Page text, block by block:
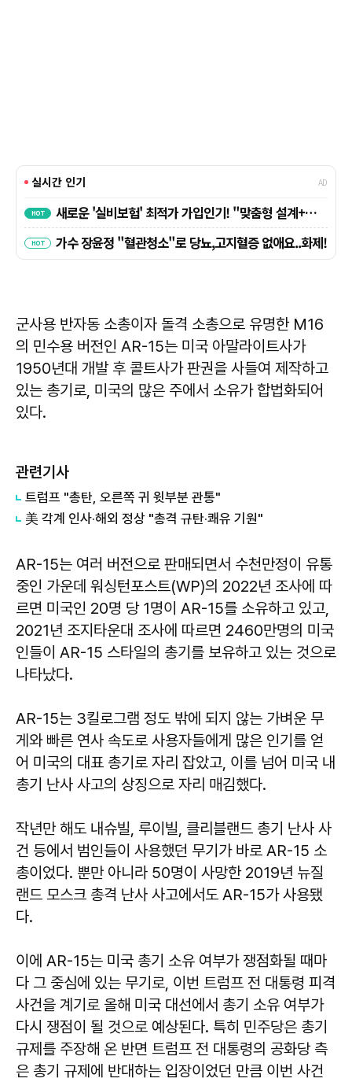
군사용 반자동 소총이자 돌격 소총으로 유명한 M16
의 민수용 버전인 AR-15는 미국 아말라이트사가
1950년대 개발 후 콜트사가 판권을 사들여 제작하고
있는 총기로, 미국의 많은 주에서 소유가 합법화되어
있다.
관련기사
트럼프 "총탄, 오른쪽 귀 윗부분 관통"
美 각계 인사·해외 정상 "총격 규탄·쾌유 기원"
AR-15는 여러 버전으로 판매되면서 수천만정이 유통
중인 가운데 워싱턴포스트(WP)의 2022년 조사에 따
르면 미국인 20명 당 1명이 AR-15를 소유하고 있고,
2021년 조지타운대 조사에 따르면 2460만명의 미국
인들이 AR-15 스타일의 총기를 보유하고 있는 것으로
나타났다.
AR-15는 3킬로그램 정도 밖에 되지 않는 가벼운 무
게와 빠른 연사 속도로 사용자들에게 많은 인기를 얻
어 미국의 대표 총기로 자리 잡았고, 이를 넘어 미국 내
총기 난사 사고의 상징으로 자리 매김했다.
작년만 해도 내슈빌, 루이빌, 클리블랜드 총기 난사 사
건 등에서 범인들이 사용했던 무기가 바로 AR-15 소
총이었다. 뿐만 아니라 50명이 사망한 2019년 뉴질
랜드 모스크 총격 난사 사고에서도 AR-15가 사용됐
다.
이에 AR-15는 미국 총기 소유 여부가 쟁점화될 때마
다 그 중심에 있는 무기로, 이번 트럼프 전 대통령 피격
사건을 계기로 올해 미국 대선에서 총기 소유 여부가
다시 쟁점이 될 것으로 예상된다. 특히 민주당은 총기
규제를 주장해 온 반면 트럼프 전 대통령의 공화당 측
은 총기 규제에 반대하는 입장이었던 만큼 이번 사건